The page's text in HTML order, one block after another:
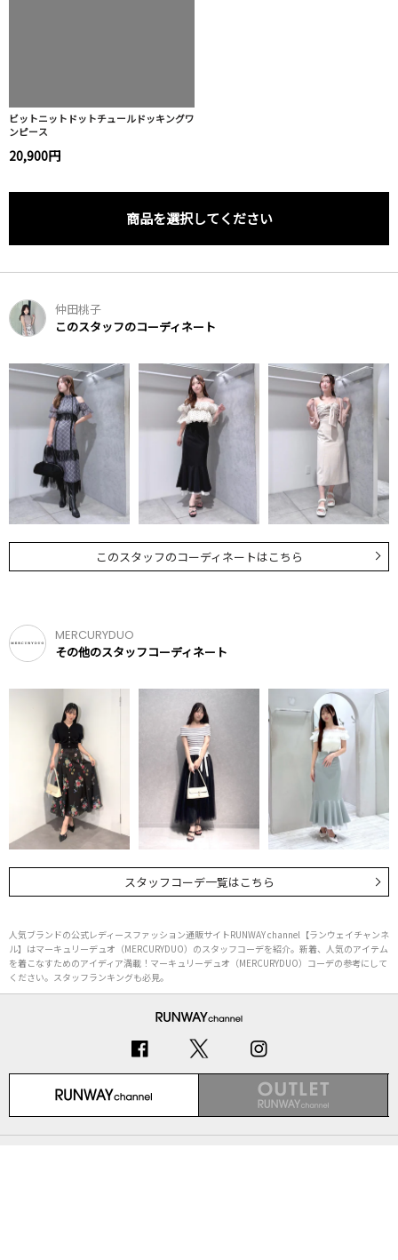
ビットニットドットチュールドッキングワ
ンピース
20,900円
商品を選択してください
仲田桃子
このスタッフのコーディネート
このスタッフのコーディネートはこちら
MERCURYDUO
その他のスタッフコーディネート
スタッフコーデ一覧はこちら
人気ブランドの公式レディースファッション通販サイトRUNWAY channel【ランウェイチャンネ
ル】はマーキュリーデュオ（MERCURYDUO）のスタッフコーデを紹介。新着、人気のアイテム
を着こなすためのアイディア満載！マーキュリーデュオ（MERCURYDUO）コーデの参考にして
ください。スタッフランキングも必見。